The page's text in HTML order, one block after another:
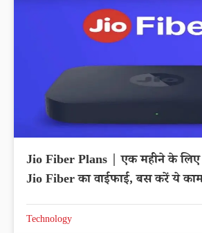
Jio Fiber Plans | एक महीने के लिए
Jio Fiber का वाईफाई, बस करें ये
Technology